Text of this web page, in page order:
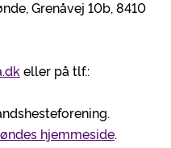
Grenåvej 10b, 8410
eller på tlf.:
hjemmeside.